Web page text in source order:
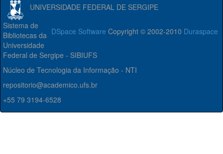
UNIVERSIDADE FEDERAL DE SERGIPE
DSpace Software Copyright © 2002-2010 Duraspace
Sistema de
Bibliotecas da
Universidade
Federal de Sergipe - SIBIUFS
Núcleo de Tecnologia da Informação - NTI
repositorio@academico.ufs.br
+55 79 3194-6528